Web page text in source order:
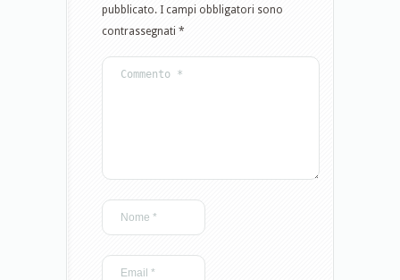
pubblicato. I campi obbligatori sono
contrassegnati *